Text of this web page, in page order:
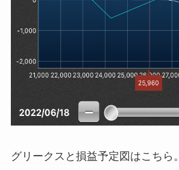
グリークスと損益予定図はこちら。